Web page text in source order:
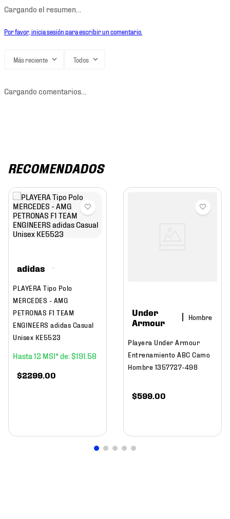
Cargando el resumen…
Por favor, inicia sesión para escribir un comentario.
Más reciente Todos
Cargando comentarios…
RECOMENDADOS
adidas
PLAYERA Tipo Polo
MERCEDES - AMG
PETRONAS F1 TEAM
ENGINEERS adidas Casual
Unisex KE5523
12 $191 58
$2299.00
Under
Armour
Hombre
Playera Under Armour
Entrenamiento ABC Camo
Hombre 1357727-498
$599.00